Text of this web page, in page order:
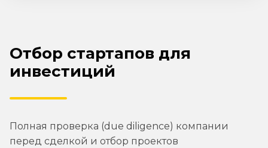
Отбор стартапов для
инвестиций
Полная проверка (due diligence) компании
перед сделкой и отбор проектов